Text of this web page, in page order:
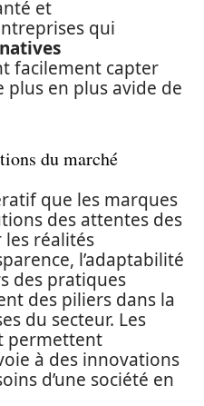
et
qui
facilement capter
en plus avide de
du marché
que les marques
des attentes des
réalités
l’adaptabilité
des pratiques
des piliers dans la
du secteur. Les
permettent
à des innovations
d’une société en